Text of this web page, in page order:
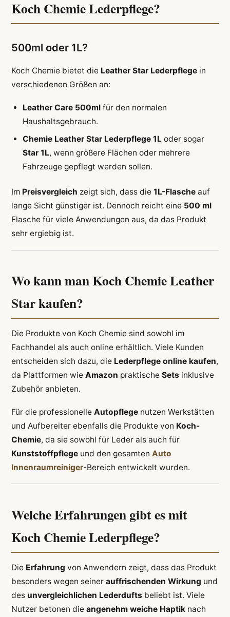
Koch Chemie Lederpflege?
500ml oder 1L?
Koch Chemie bietet die Leather Star Lederpflegein
verschiedenen Größen an:
Leather Care 500mlfür den normalen
Haushaltsgebrauch.
Chemie Leather Star Lederpflege 1Loder sogar
Star 1L, wenn größere Flächen oder mehrere
Fahrzeuge gepflegt werden sollen.
Im Preisvergleich zeigt sich, dass die 1L-Flascheauf
lange Sicht günstiger ist. Dennoch reicht eine 500 ml
Flasche für viele Anwendungen aus, da das Produkt
sehr ergiebig ist.
Wo kann man Koch Chemie Leather
Star kaufen?
Die Produkte von Koch Chemie sind sowohl im
Fachhandel als auch online erhältlich. Viele Kunden
entscheiden sich dazu, die Lederpflege online kaufen,
da Plattformen wie Amazon praktische Sets inklusive
Zubehör anbieten.
Für die professionelle Autopflegenutzen Werkstätten
und Aufbereiter ebenfalls die Produkte von Koch-
Chemie, da sie sowohl für Leder als auch für
Kunststoffpflegeund den gesamten Auto
Innenraumreiniger-Bereich entwickelt wurden.
Welche Erfahrungen gibt es mit
Koch Chemie Lederpflege?
Die Erfahrung von Anwendern zeigt, dass das Produkt
besonders wegen seiner auffrischenden Wirkung und
des unvergleichlichen Lederdufts beliebt ist. Viele
Nutzer betonen die angenehm weiche Haptiknach